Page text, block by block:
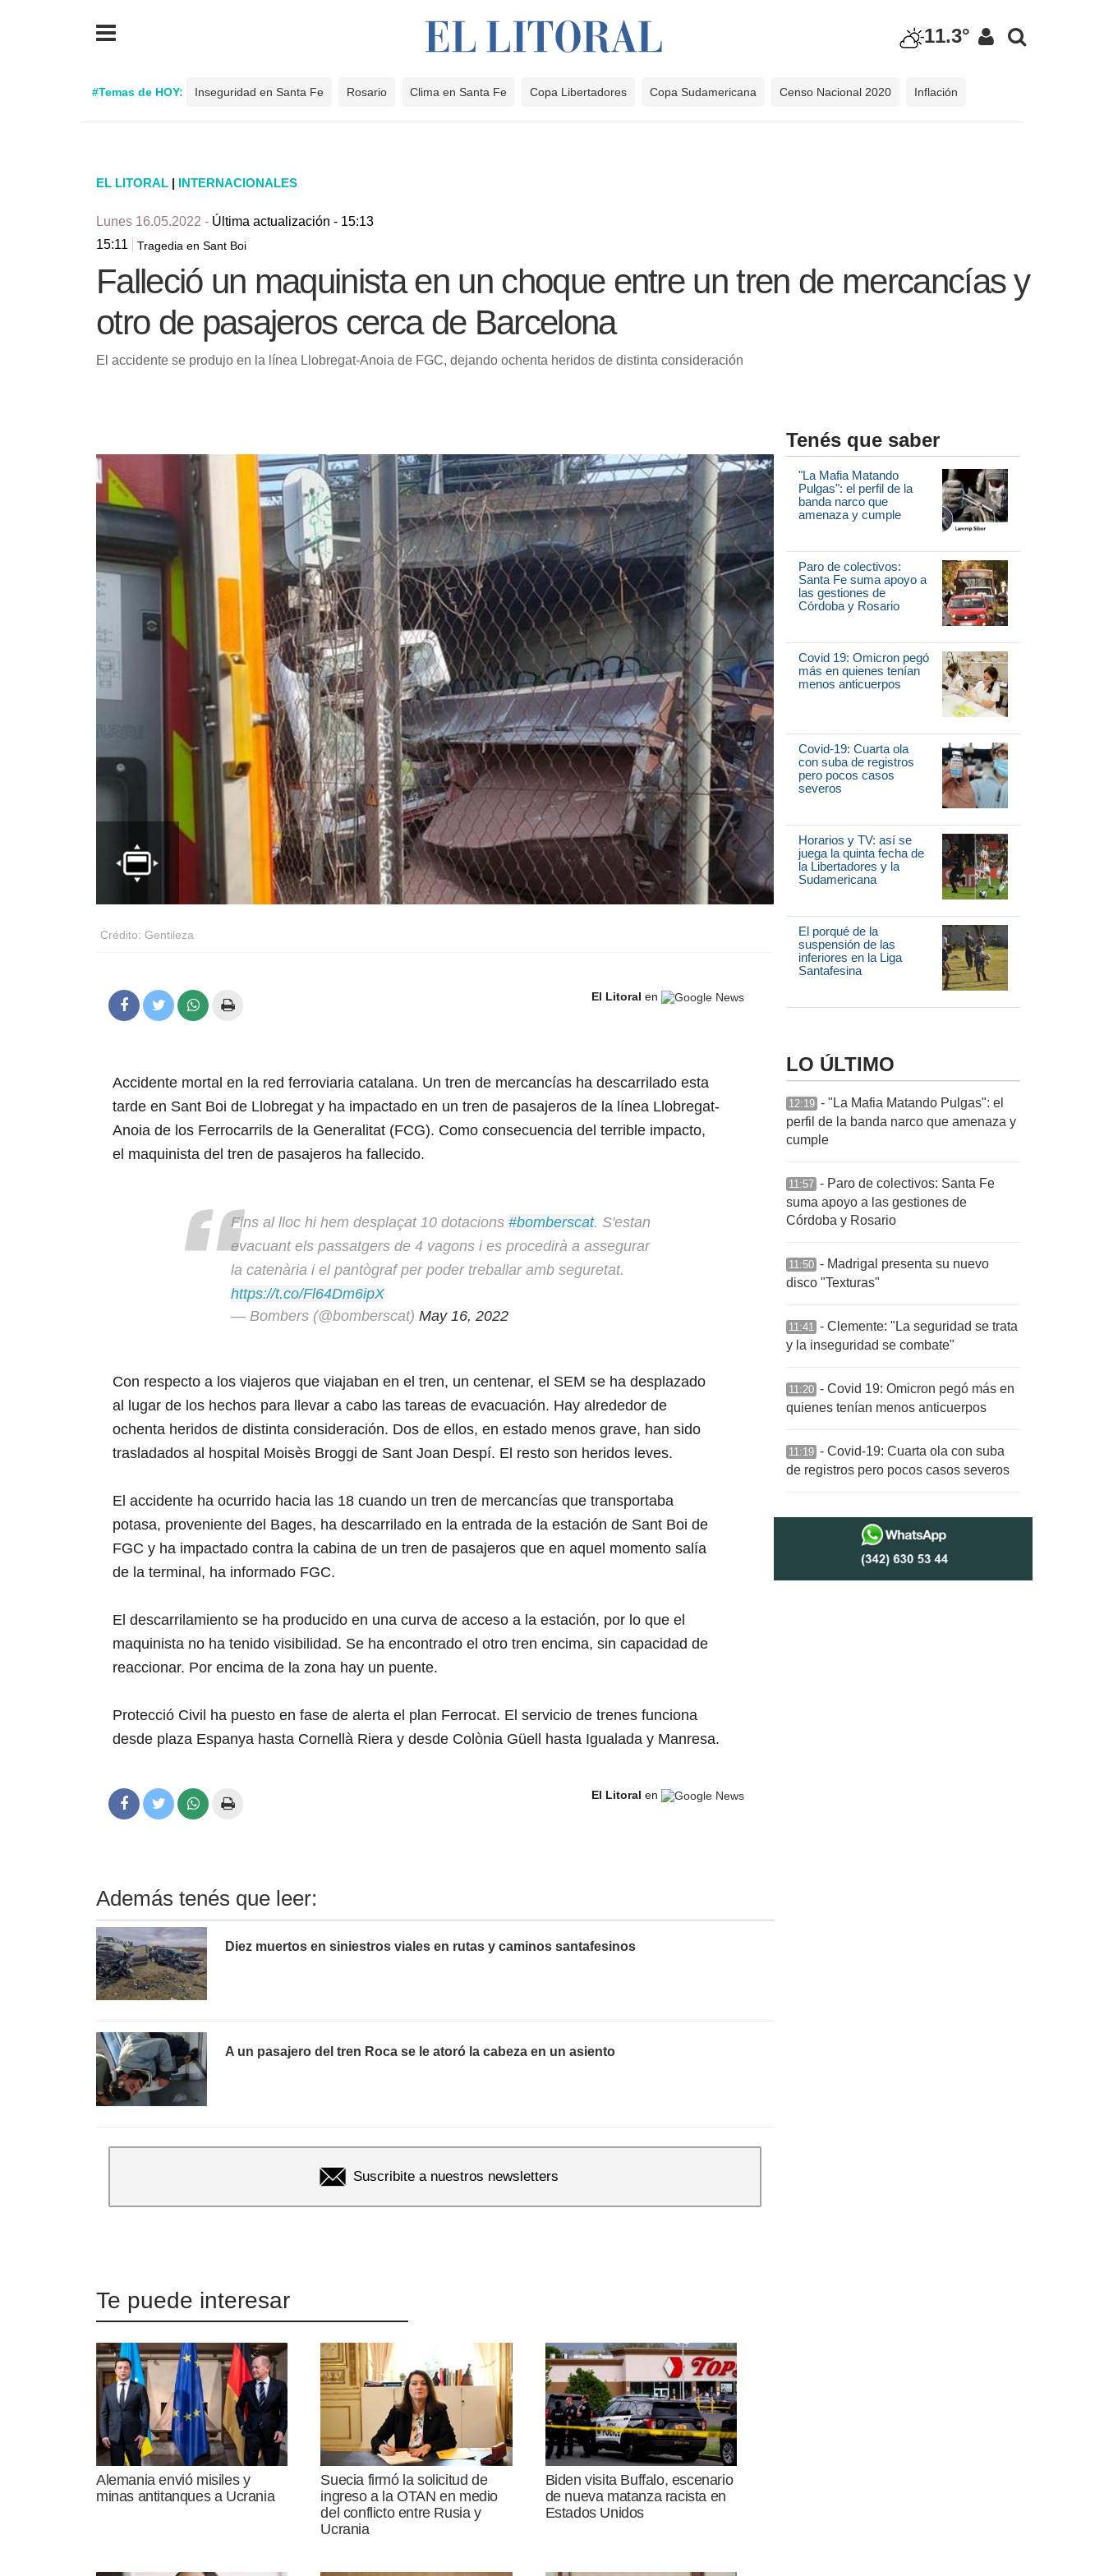
11.3°
#Temas de HOY: Inseguridad en Santa Fe Rosario Clima en Santa Fe Copa Libertadores Copa Sudamericana Censo Nacional 2020 Inflación
EL LITORAL | INTERNACIONALES
Lunes 16.05.2022 - Última actualización - 15:13
15:11
Tragedia en Sant Boi
Falleció un maquinista en un choque entre un tren de mercancías y
otro de pasajeros cerca de Barcelona
El accidente se produjo en la línea Llobregat-Anoia de FGC, dejando ochenta heridos de distinta consideración
Crédito: Gentileza
El Litoral en
Accidente mortal en la red ferroviaria catalana. Un tren de mercancías ha descarrilado esta
tarde en Sant Boi de Llobregat y ha impactado en un tren de pasajeros de la línea Llobregat-
Anoia de los Ferrocarrils de la Generalitat (FCG). Como consecuencia del terrible impacto,
el maquinista del tren de pasajeros ha fallecido.
Fins al lloc hi hem desplaçat 10 dotacions #bomberscat. S'estan
evacuant els passatgers de 4 vagons i es procedirà a assegurar
la catenària i el pantògraf per poder treballar amb seguretat.
https://t.co/Fl64Dm6ipX
— Bombers (@bomberscat) May 16, 2022
Con respecto a los viajeros que viajaban en el tren, un centenar, el SEM se ha desplazado
al lugar de los hechos para llevar a cabo las tareas de evacuación. Hay alrededor de
ochenta heridos de distinta consideración. Dos de ellos, en estado menos grave, han sido
trasladados al hospital Moisès Broggi de Sant Joan Despí. El resto son heridos leves.
El accidente ha ocurrido hacia las 18 cuando un tren de mercancías que transportaba
potasa, proveniente del Bages, ha descarrilado en la entrada de la estación de Sant Boi de
FGC y ha impactado contra la cabina de un tren de pasajeros que en aquel momento salía
de la terminal, ha informado FGC.
El descarrilamiento se ha producido en una curva de acceso a la estación, por lo que el
maquinista no ha tenido visibilidad. Se ha encontrado el otro tren encima, sin capacidad de
reaccionar. Por encima de la zona hay un puente.
Protecció Civil ha puesto en fase de alerta el plan Ferrocat. El servicio de trenes funciona
desde plaza Espanya hasta Cornellà Riera y desde Colònia Güell hasta Igualada y Manresa.
El Litoral en
Además tenés que leer:
Diez muertos en siniestros viales en rutas y caminos santafesinos
A un pasajero del tren Roca se le atoró la cabeza en un asiento
Suscribite a nuestros newsletters
Te puede interesar
Alemania envió misiles y
minas antitanques a Ucrania
Suecia firmó la solicitud de
ingreso a la OTAN en medio
del conflicto entre Rusia y
Ucrania
Biden visita Buffalo, escenario
de nueva matanza racista en
Estados Unidos
Tenés que saber
"La Mafia Matando
Pulgas": el perfil de la
banda narco que
amenaza y cumple
Paro de colectivos:
Santa Fe suma apoyo a
las gestiones de
Córdoba y Rosario
Covid 19: Omicron pegó
más en quienes tenían
menos anticuerpos
Covid-19: Cuarta ola
con suba de registros
pero pocos casos
severos
Horarios y TV: así se
juega la quinta fecha de
la Libertadores y la
Sudamericana
El porqué de la
suspensión de las
inferiores en la Liga
Santafesina
LO ÚLTIMO
12:19 - "La Mafia Matando Pulgas": el
perfil de la banda narco que amenaza y
cumple
11:57 - Paro de colectivos: Santa Fe
suma apoyo a las gestiones de
Córdoba y Rosario
11:50 - Madrigal presenta su nuevo
disco "Texturas"
11:41 - Clemente: "La seguridad se trata
y la inseguridad se combate"
11:20 - Covid 19: Omicron pegó más en
quienes tenían menos anticuerpos
11:19 - Covid-19: Cuarta ola con suba
de registros pero pocos casos severos